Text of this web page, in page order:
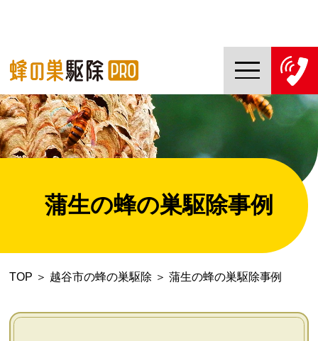
TOP
蜂の巣駆除PROについて
蜂の巣駆除ご依頼の流れ
対応エリア一覧
蒲生の蜂の巣駆除事例
TOP ＞ 越谷市の蜂の巣駆除 ＞ 蒲生の蜂の巣駆除事例